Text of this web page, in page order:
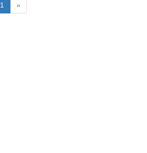
1 »